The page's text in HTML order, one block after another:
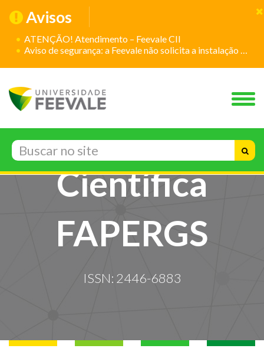
Avisos
ATENÇÃO! Atendimento – Feevale CII
Aviso de segurança: a Feevale não solicita a instalação de aplicativos
Seminário de
Iniciação
Científica
FAPERGS
ISSN: 2446-6883